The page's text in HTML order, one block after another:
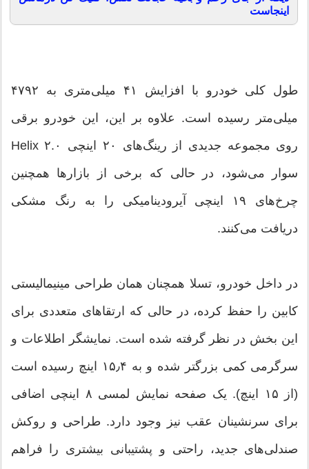
اینجاست
طول کلی خودرو با افزایش ۴۱ میلی‌متری به ۴۷۹۲
میلی‌متر رسیده است. علاوه بر این، این خودرو برقی
روی مجموعه جدیدی از رینگ‌های ۲۰ اینچی Helix ۲.۰
سوار می‌شود، در حالی که برخی از بازارها همچنین
چرخ‌های ۱۹ اینچی آیرودینامیکی را به رنگ مشکی
دریافت می‌کنند.
در داخل خودرو، تسلا همچنان همان طراحی مینیمالیستی
کابین را حفظ کرده، در حالی که ارتقاهای متعددی برای
این بخش در نظر گرفته شده است. نمایشگر اطلاعات و
سرگرمی کمی بزرگتر شده و به ۱۵٫۴ اینچ رسیده است
(از ۱۵ اینچ). یک صفحه نمایش لمسی ۸ اینچی اضافی
برای سرنشینان عقب نیز وجود دارد. طراحی و روکش
صندلی‌های جدید، راحتی و پشتیبانی بیشتری را فراهم